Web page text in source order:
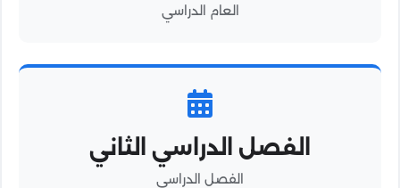
العام الدراسي
الفصل الدراسي الثاني
الفصل الدراسي